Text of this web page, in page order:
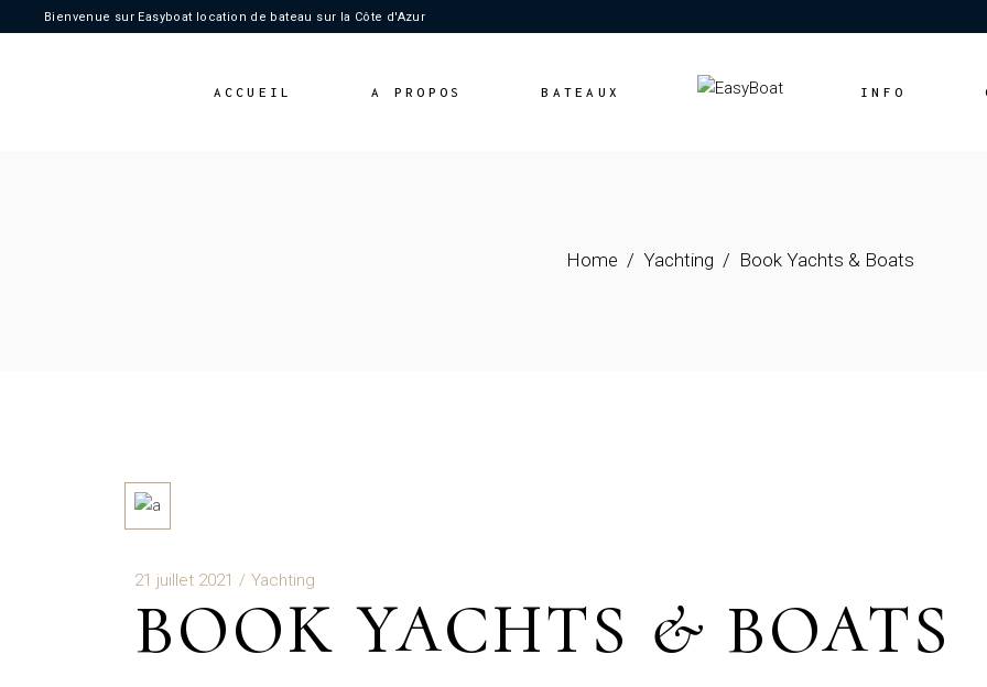
Bienvenue sur Easyboat location de bateau sur la Côte d'Azur
ACCUEIL A PROPOS BATEAUX INFO
Vente
Home Yachting Book Yachts & Boats
21 juillet 2021 Yachting
BOOK YACHTS & BOATS